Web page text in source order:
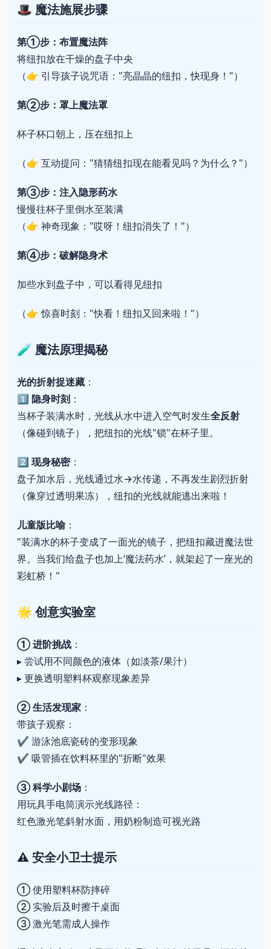
🎩 魔法施展步骤
第①步：布置魔法阵
将纽扣放在干燥的盘子中央
（👉 引导孩子说咒语："亮晶晶的纽扣，快现身！"）
第②步：罩上魔法罩
杯子杯口朝上，压在纽扣上
（👉 互动提问："猜猜纽扣现在能看见吗？为什么？"）
第③步：注入隐形药水
慢慢往杯子里倒水至装满
（👉 神奇现象："哎呀！纽扣消失了！"）
第④步：破解隐身术
加些水到盘子中，可以看得见纽扣
（👉 惊喜时刻："快看！纽扣又回来啦！"）
🧪 魔法原理揭秘
光的折射捉迷藏 ：
1️⃣ 隐身时刻 ：
当杯子装满水时，光线从水中进入空气时发生全反射
（像碰到镜子），把纽扣的光线"锁"在杯子里。
2️⃣ 现身秘密：
盘子加水后，光线通过水→水传递，不再发生剧烈折射
（像穿过透明果冻），纽扣的光线就能逃出来啦！
儿童版比喻：
"装满水的杯子变成了一面光的镜子，把纽扣藏进魔法世
界。当我们给盘子也加上‘魔法药水’，就架起了一座光的
彩虹桥！"
🌟 创意实验室
① 进阶挑战 ：
▸ 尝试用不同颜色的液体（如淡茶/果汁）
▸ 更换透明塑料杯观察现象差异
② 生活发现家 ：
带孩子观察：
✔️ 游泳池底瓷砖的变形现象
✔️ 吸管插在饮料杯里的"折断"效果
③ 科学小剧场 ：
用玩具手电筒演示光线路径：
红色激光笔斜射水面，用奶粉制造可视光路
⚠️安全小卫士提示
① 使用塑料杯防摔碎
② 实验后及时擦干桌面
③ 激光笔需成人操作